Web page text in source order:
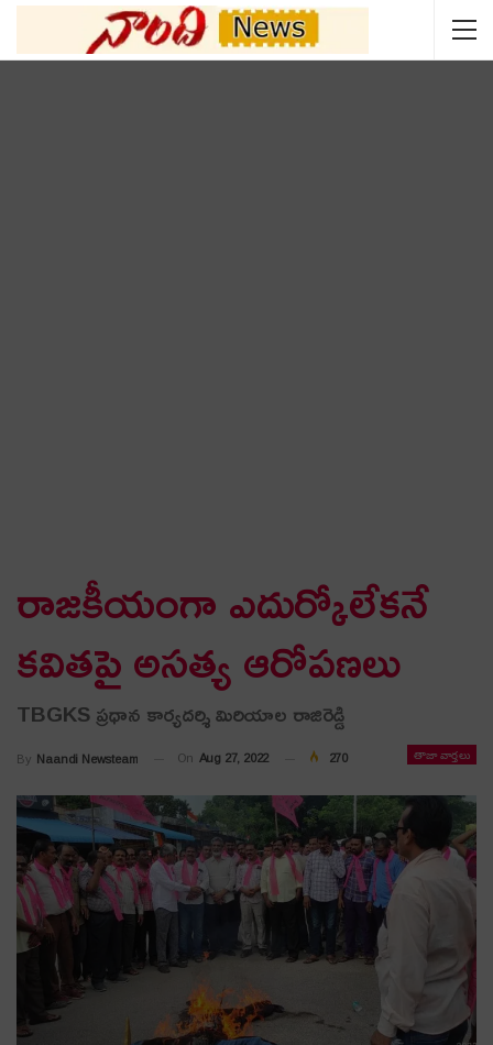
రాజకీయంగా ఎదుర్కోలేకనే
కవితపై అసత్య ఆరోపణలు
TBGKS ప్రధాన కార్యదర్శి మిరియాల రాజిరెడ్డి
తాజా వార్తలు
By Naandi Newsteam On Aug 27, 2022 270